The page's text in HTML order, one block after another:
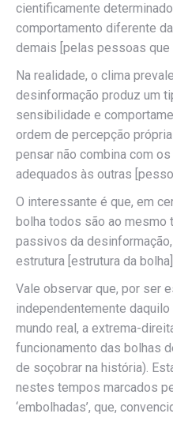
cientificamente
comportamento diferente
demais [pelas pessoas que
Na realidade, o clima
desinformação produz um
sensibilidade e
ordem de percepção
pensar não combina com
adequados às outras
O interessante é que, em
bolha todos são ao mesmo
passivos da
estrutura [estrutura da
Vale observar que, por ser
independentemente
mundo real, a extrema-
funcionamento das bolhas
de soçobrar na história).
nestes tempos marcados
‘embolhadas’, que,